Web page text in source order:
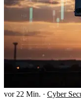
vor 22 Min. · Cyber